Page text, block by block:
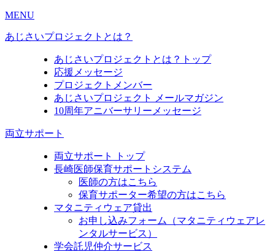
MENU
あじさいプロジェクトとは？
あじさいプロジェクトとは？トップ
応援メッセージ
プロジェクトメンバー
あじさいプロジェクト メールマガジン
10周年アニバーサリーメッセージ
両立サポート
両立サポート トップ
長崎医師保育サポートシステム
医師の方はこちら
保育サポーター希望の方はこちら
マタニティウェア貸出
お申し込みフォーム（マタニティウェアレ
ンタルサービス）
学会託児仲介サービス